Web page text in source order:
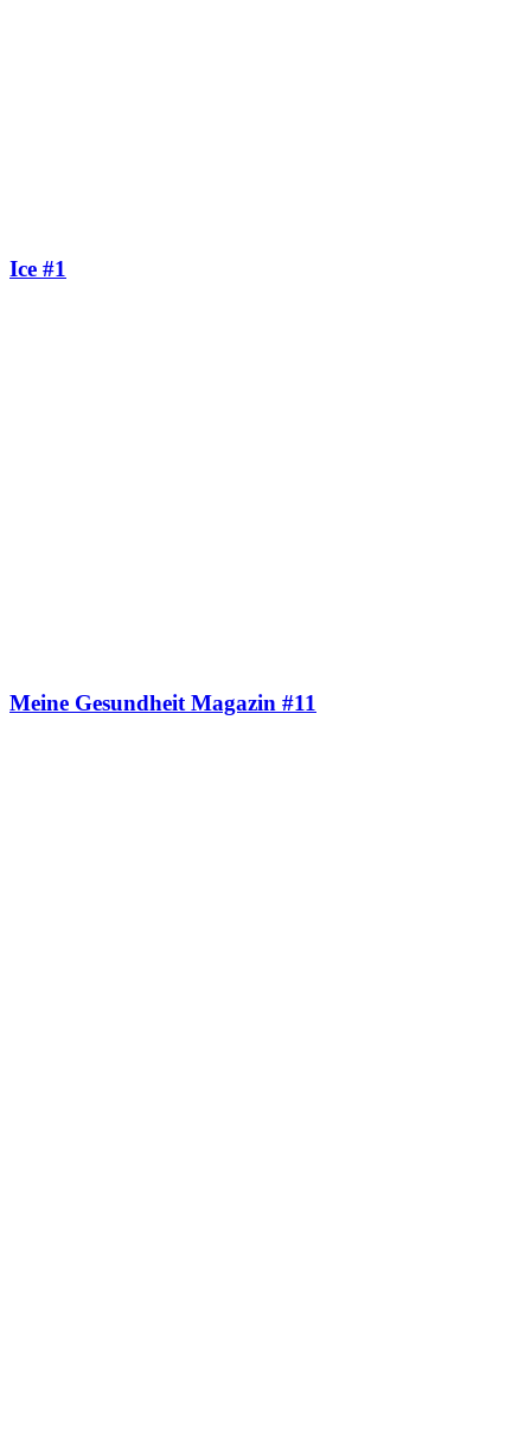
Ice #1
Meine Gesundheit Magazin #11